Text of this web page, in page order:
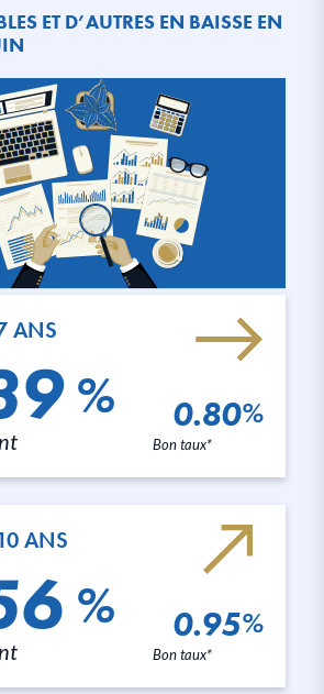
ET D’AUTRES EN BAISSE EN
ANS
% 0.80%
Bon taux*
ANS
% 0.95%
Bon taux*